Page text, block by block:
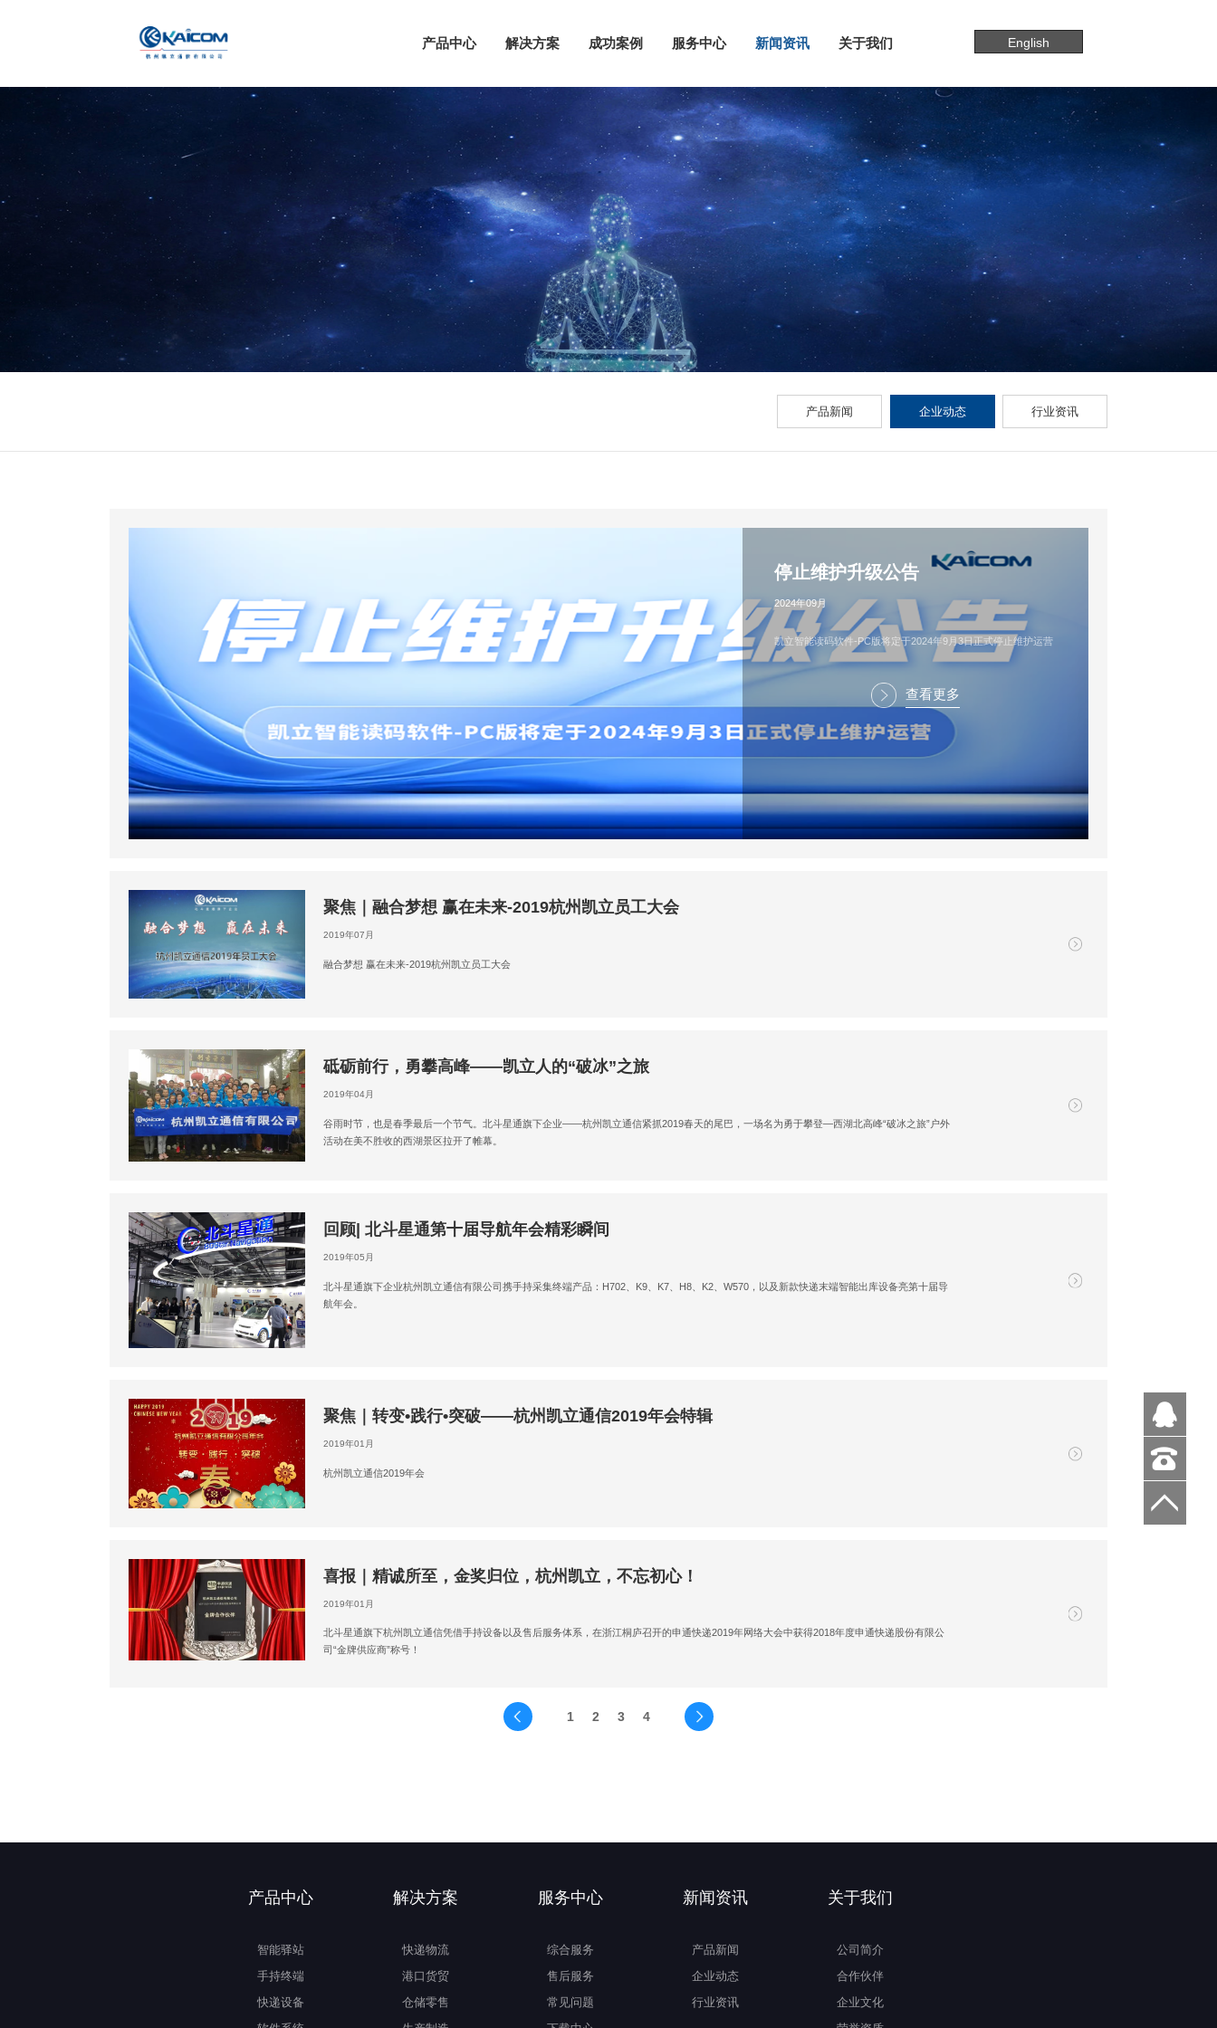
English
产品中心 解决方案 成功案例 服务中心 新闻资讯 关于我们
产品新闻 企业动态 行业资讯
停止维护升级公告
2024年09月
凯立智能读码软件-PC版将定于2024年9月3日正式停止维护运营
查看更多
聚焦｜融合梦想 赢在未来-2019杭州凯立员工大会
2019年07月
融合梦想 赢在未来-2019杭州凯立员工大会
砥砺前行，勇攀高峰——凯立人的“破冰”之旅
2019年04月
谷雨时节，也是春季最后一个节气。北斗星通旗下企业——杭州凯立通信紧抓2019春天的尾巴，一场名为勇于攀登—西湖北高峰“破冰之旅”户外
活动在美不胜收的西湖景区拉开了帷幕。
​回顾| 北斗星通第十届导航年会精彩瞬间
2019年05月
北斗星通旗下企业杭州凯立通信有限公司携手持采集终端产品：H702、K9、K7、H8、K2、W570，以及新款快递末端智能出库设备亮第十届导
航年会。
聚焦｜转变•践行•突破——杭州凯立通信2019年会特辑
2019年01月
杭州凯立通信2019年会
喜报｜精诚所至，金奖归位，杭州凯立，不忘初心！
2019年01月
北斗星通旗下杭州凯立通信凭借手持设备以及售后服务体系，在浙江桐庐召开的申通快递2019年网络大会中获得2018年度申通快递股份有限公
司“金牌供应商”称号！
1 2 3 4
产品中心
智能驿站
手持终端
快递设备
解决方案
快递物流
港口货贸
仓储零售
服务中心
综合服务
售后服务
常见问题
新闻资讯
产品新闻
企业动态
行业资讯
关于我们
公司简介
合作伙伴
企业文化